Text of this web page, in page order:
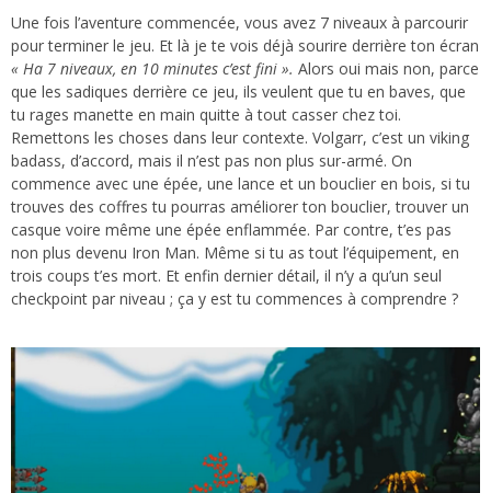
Une fois l’aventure commencée, vous avez 7 niveaux à parcourir
pour terminer le jeu. Et là je te vois déjà sourire derrière ton écran
« Ha 7 niveaux, en 10 minutes c’est fini ». Alors oui mais non, parce
que les sadiques derrière ce jeu, ils veulent que tu en baves, que
tu rages manette en main quitte à tout casser chez toi.
Remettons les choses dans leur contexte. Volgarr, c’est un viking
badass, d’accord, mais il n’est pas non plus sur-armé. On
commence avec une épée, une lance et un bouclier en bois, si tu
trouves des coffres tu pourras améliorer ton bouclier, trouver un
casque voire même une épée enflammée. Par contre, t’es pas
non plus devenu Iron Man. Même si tu as tout l’équipement, en
trois coups t’es mort. Et enfin dernier détail, il n’y a qu’un seul
checkpoint par niveau ; ça y est tu commences à comprendre ?